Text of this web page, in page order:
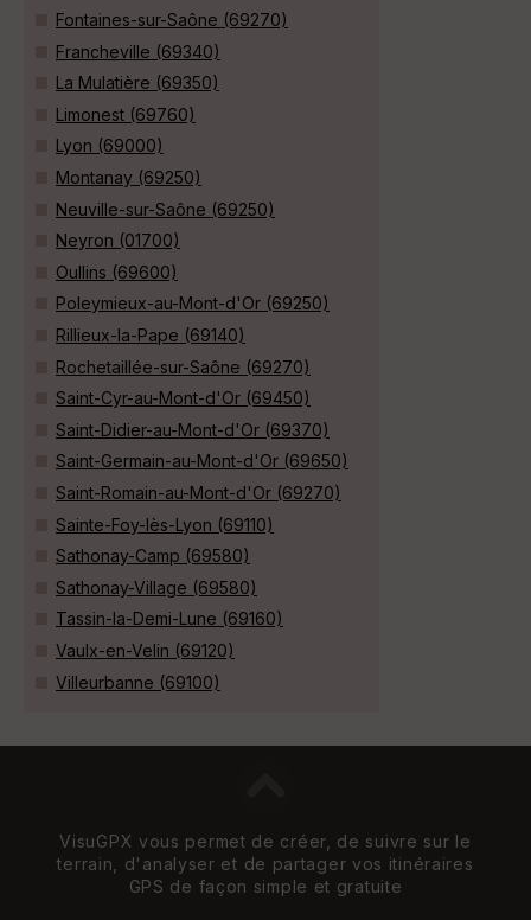
Fontaines-sur-Saône (69270)
Francheville (69340)
La Mulatière (69350)
Limonest (69760)
Lyon (69000)
Montanay (69250)
Neuville-sur-Saône (69250)
Neyron (01700)
Oullins (69600)
Poleymieux-au-Mont-d'Or (69250)
Rillieux-la-Pape (69140)
Rochetaillée-sur-Saône (69270)
Saint-Cyr-au-Mont-d'Or (69450)
Saint-Didier-au-Mont-d'Or (69370)
Saint-Germain-au-Mont-d'Or (69650)
Saint-Romain-au-Mont-d'Or (69270)
Sainte-Foy-lès-Lyon (69110)
Sathonay-Camp (69580)
Sathonay-Village (69580)
Tassin-la-Demi-Lune (69160)
Vaulx-en-Velin (69120)
Villeurbanne (69100)
VisuGPX vous permet de créer, de suivre sur le
terrain, d'analyser et de partager vos itinéraires
GPS de façon simple et gratuite